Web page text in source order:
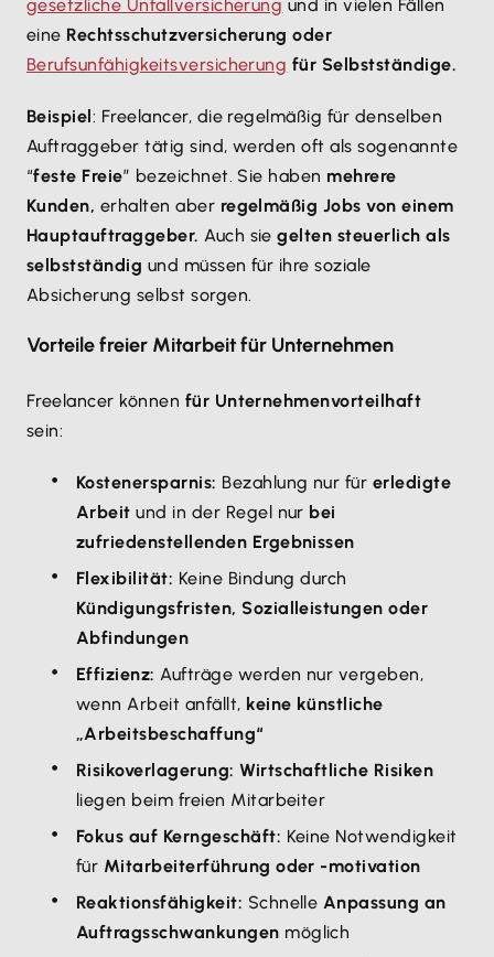
gesetzliche Unfallversicherung und in vielen Fällen
eine Rechtsschutzversicherung oder
Berufsunfähigkeitsversicherung für Selbstständige.
Beispiel: Freelancer, die regelmäßig für denselben
Auftraggeber tätig sind, werden oft als sogenannte
“feste Freie” bezeichnet. Sie haben mehrere
Kunden, erhalten aber regelmäßig Jobs von einem
Hauptauftraggeber. Auch siegelten steuerlich als
selbstständig und müssen für ihre soziale
Absicherung selbst sorgen.
Vorteile freier Mitarbeit für Unternehmen
Freelancer können für Unternehmenvorteilhaft
sein:
Kostenersparnis: Bezahlung nur für erledigte
Arbeit und in der Regel nur bei
zufriedenstellenden Ergebnissen
Flexibilität: Keine Bindung durch
Kündigungsfristen, Sozialleistungen oder
Abfindungen
Effizienz: Aufträge werden nur vergeben,
wenn Arbeit anfällt, keine künstliche
„Arbeitsbeschaffung“
Risikoverlagerung: Wirtschaftliche Risiken
liegen beim freien Mitarbeiter
Fokus auf Kerngeschäft: Keine Notwendigkeit
für Mitarbeiterführung oder -motivation
Reaktionsfähigkeit: Schnelle Anpassung an
Auftragsschwankungen möglich